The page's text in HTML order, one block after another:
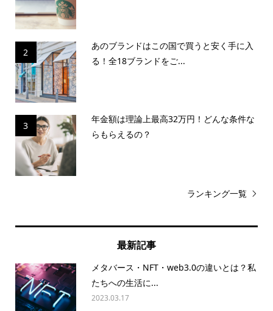
2
あのブランドはこの国で買うと安く手に入
る！全18ブランドをご...
3
年金額は理論上最高32万円！どんな条件な
らもらえるの？
ランキング一覧
最新記事
メタバース・NFT・web3.0の違いとは？私
たちへの生活に...
2023.03.17